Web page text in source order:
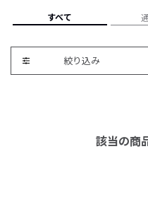
すべて
絞り込み
該当の商